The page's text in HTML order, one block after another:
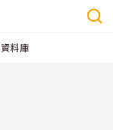
資料庫